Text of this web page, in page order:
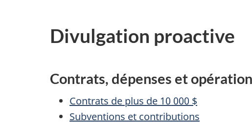
Divulgation proactive
Contrats, dépenses et
Contrats de plus de 10 000 $
Subventions et contributions